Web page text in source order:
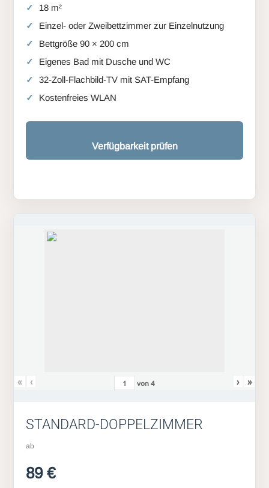
18 m²
Einzel- oder Zweibettzimmer zur Einzelnutzung
Bettgröße 90 × 200 cm
Eigenes Bad mit Dusche und WC
32-Zoll-Flachbild-TV mit SAT-Empfang
Kostenfreies WLAN
Verfügbarkeit prüfen
« ‹ von4 › »
STANDARD-DOPPELZIMMER
ab
89 €